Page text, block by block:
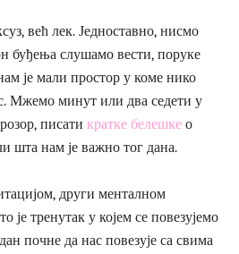
већ лек. Једноставно, нисмо
буђења слушамо вести, поруке
је мали простор у коме нико
Мжемо минут или два седети у
писати кратке белешке о
шта нам је важно тог дана.
други менталном
је тренутак у којем се повезујемо
почне да нас повезује са свима